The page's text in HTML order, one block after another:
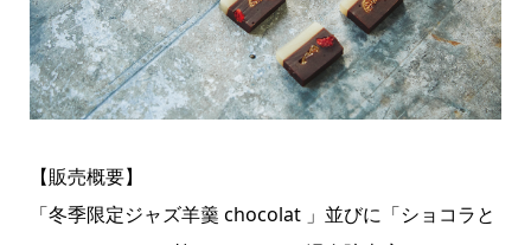
【販売概要】
「冬季限定ジャズ羊羹 chocolat 」並びに「ショコラと